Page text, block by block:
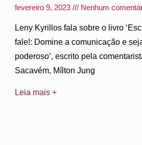
fevereiro 9, 2023 Nenhum
Leny Kyrillos fala sobre o livro
fale!: Domine a comunicação e
poderoso’, escrito pela
Sacavém, Mílton Jung
Leia mais +